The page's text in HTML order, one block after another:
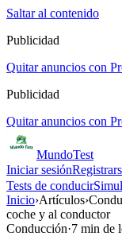
Saltar al contenido
Publicidad
Quitar anuncios con
Publicidad
Quitar anuncios con
MundoTest
Iniciar sesión
Tests de conducir
Inicio›Artículos›
coche y al conductor
Conducción·7 min de